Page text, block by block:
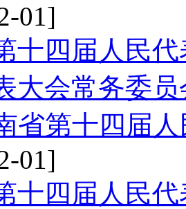
01]
十四届人民
大会常务委
省第十四届
01]
十四届人民